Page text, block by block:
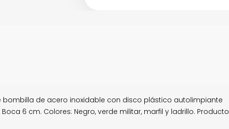
bombilla de acero inoxidable con disco plástico autolimpiante
6 cm. Colores: Negro, verde militar, marfil y ladrillo. Producto